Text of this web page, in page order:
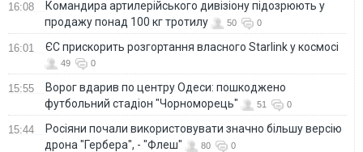
16:08
Командира артилерійського дивізіону підозрюють у
продажу понад 100 кг тротилу
50 0
16:01 ЄС прискорить розгортання власного Starlink у космосі
49 0
15:55
Ворог вдарив по центру Одеси: пошкоджено
футбольний стадіон "Чорноморець"
51 0
15:44
Росіяни почали використовувати значно більшу версію
дрона "Гербера", - "Флеш"
80 0